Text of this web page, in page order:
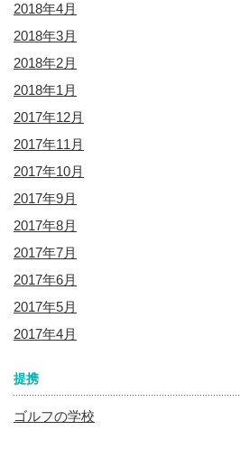
2018年4月
2018年3月
2018年2月
2018年1月
2017年12月
2017年11月
2017年10月
2017年9月
2017年8月
2017年7月
2017年6月
2017年5月
2017年4月
提携
ゴルフの学校